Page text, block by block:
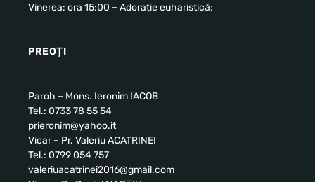
Vinerea: ora 15:00 – Adorație euharistică;
PREOȚI
Paroh – Mons. Ieronim IACOB
Tel.: 0733 78 55 54
prieronim@yahoo.it
Vicar – Pr. Valeriu ACATRINEI
Tel.: 0799 054 757
valeriuacatrinei2016@gmail.com